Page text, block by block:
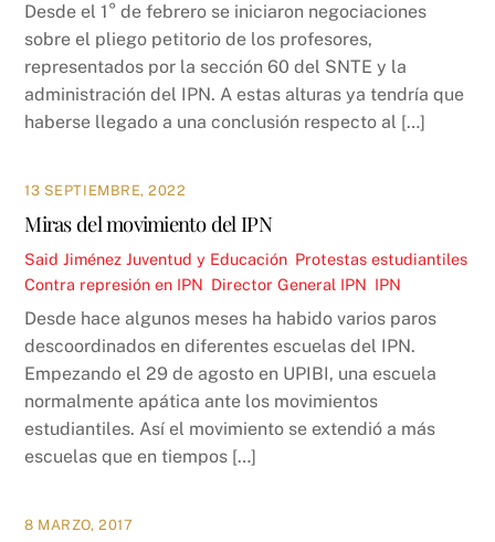
Desde el 1° de febrero se iniciaron negociaciones
sobre el pliego petitorio de los profesores,
representados por la sección 60 del SNTE y la
administración del IPN. A estas alturas ya tendría que
haberse llegado a una conclusión respecto al […]
13 SEPTIEMBRE, 2022
Miras del movimiento del IPN
Said Jiménez Juventud y Educación Protestas estudiantiles
Contra represión en IPN Director General IPN IPN
Desde hace algunos meses ha habido varios paros
descoordinados en diferentes escuelas del IPN.
Empezando el 29 de agosto en UPIBI, una escuela
normalmente apática ante los movimientos
estudiantiles. Así el movimiento se extendió a más
escuelas que en tiempos […]
8 MARZO, 2017